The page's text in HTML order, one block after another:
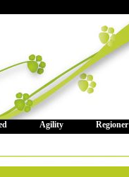
Agility Regioner